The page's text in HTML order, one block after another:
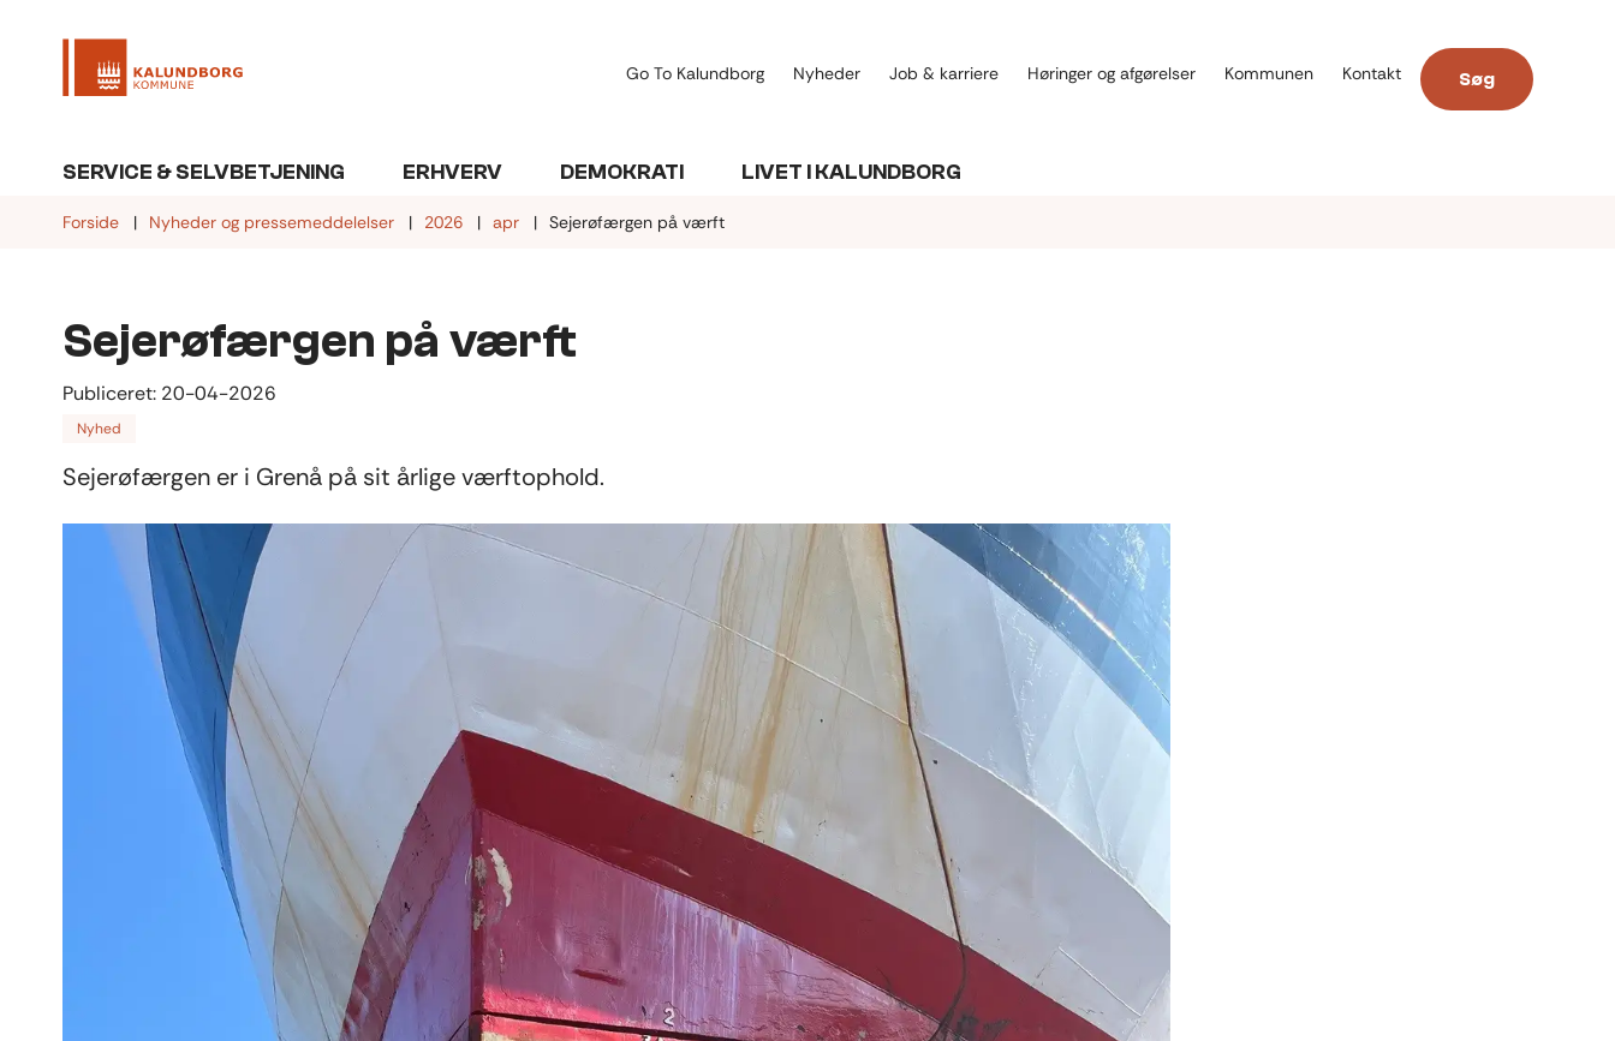
Go To Kalundborg Nyheder Job & karriere Høringer og afgørelser Kommunen Kontakt Søg
SERVICE & SELVBETJENING ERHVERV DEMOKRATI LIVET I KALUNDBORG
Forside Nyheder og pressemeddelelser 2026 apr Sejerøfærgen på værft
Sejerøfærgen på værft
Publiceret: 20-04-2026
Nyhed
Sejerøfærgen er i Grenå på sit årlige værftophold.